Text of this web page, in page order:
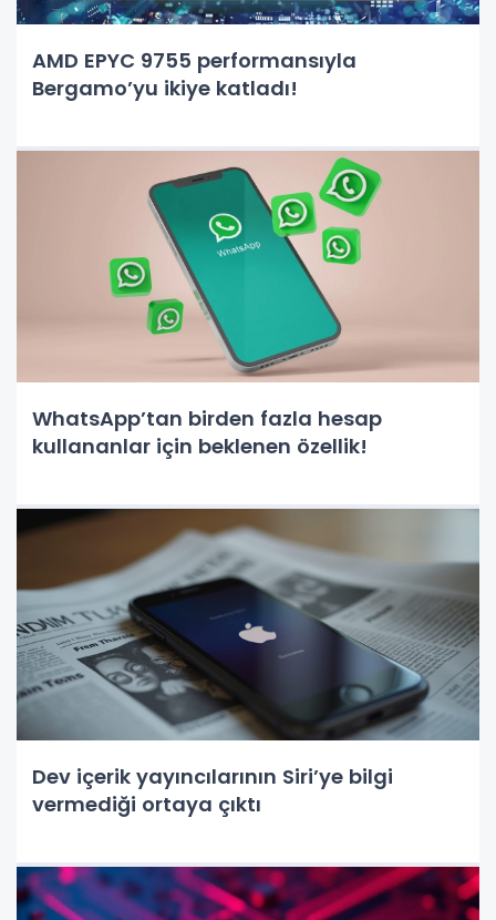
AMD EPYC 9755 performansıyla
Bergamo’yu ikiye katladı!
WhatsApp’tan birden fazla hesap
kullananlar için beklenen özellik!
Dev içerik yayıncılarının Siri’ye bilgi
vermediği ortaya çıktı